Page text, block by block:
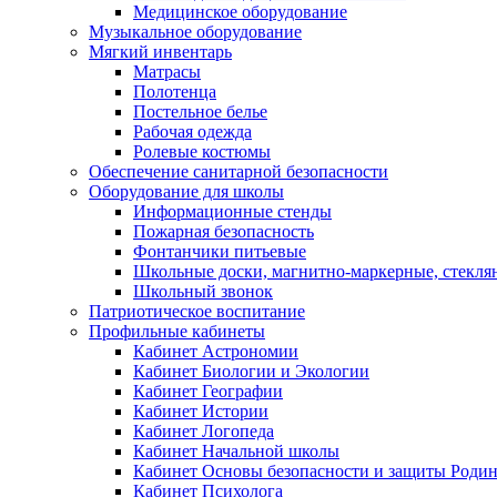
Медицинское оборудование
Музыкальное оборудование
Мягкий инвентарь
Матрасы
Полотенца
Постельное белье
Рабочая одежда
Ролевые костюмы
Обеспечение санитарной безопасности
Оборудование для школы
Информационные стенды
Пожарная безопасность
Фонтанчики питьевые
Школьные доски, магнитно-маркерные,
Школьный звонок
Патриотическое воспитание
Профильные кабинеты
Кабинет Астрономии
Кабинет Биологии и Экологии
Кабинет Географии
Кабинет Истории
Кабинет Логопеда
Кабинет Начальной школы
Кабинет Основы безопасности и защиты
Кабинет Психолога